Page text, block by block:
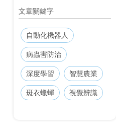
文章關鍵字
自動化機器人
病蟲害防治
深度學習 智慧農業
斑衣蠟蟬 視覺辨識